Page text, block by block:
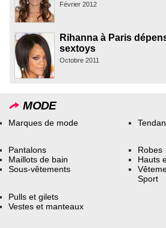
Février 2012
Rihanna à Paris
sextoys
Octobre 2011
MODE
Marques de mode
Pantalons
Maillots de bain
Sous-vêtements
Robes
Hauts
Sport
Pulls et gilets
Vestes et manteaux